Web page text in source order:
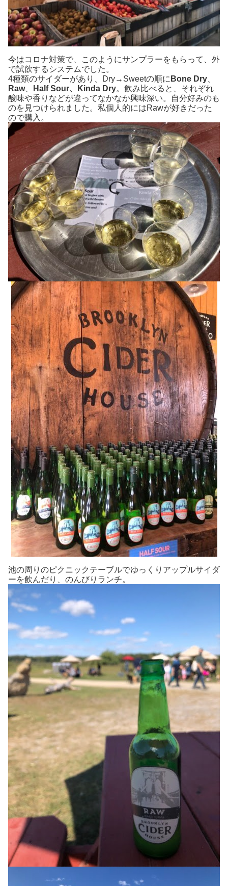
今はコロナ対策で、このようにサンプラーをもらって、外
で試飲するシステムでした。
4種類のサイダーがあり、Dry→Sweetの順に Bone Dry
Raw、 Half Sour、Kinda Dry。飲み比べると、それぞれ
酸味や香りなどが違ってなかなか興味深い。自分好みのも
のを見つけられました。私個人的にはRawが好きだった
ので購入。
池の周りのピクニックテーブルでゆっくりアップルサイダ
ーを飲んだり、のんびりランチ。